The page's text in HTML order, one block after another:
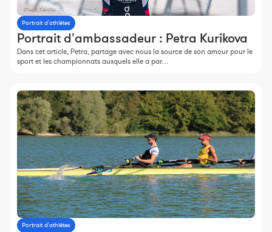
Portrait d'athlètes
Portrait d'ambassadeur : Petra Kurikova
Dans cet article, Petra, partage avec nous la source de son amour pour le
sport et les championnats auxquels elle a par…
Portrait d'athlètes